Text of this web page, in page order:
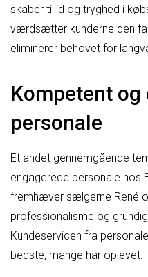
skaber tillid og tryghed i
værdsætter kunderne den
eliminerer behovet for
Kompetent og
personale
Et andet gennemgående
engagerede personale hos
fremhæver sælgerne René
professionalisme og
Kundeservicen fra
bedste, mange har oplevet.